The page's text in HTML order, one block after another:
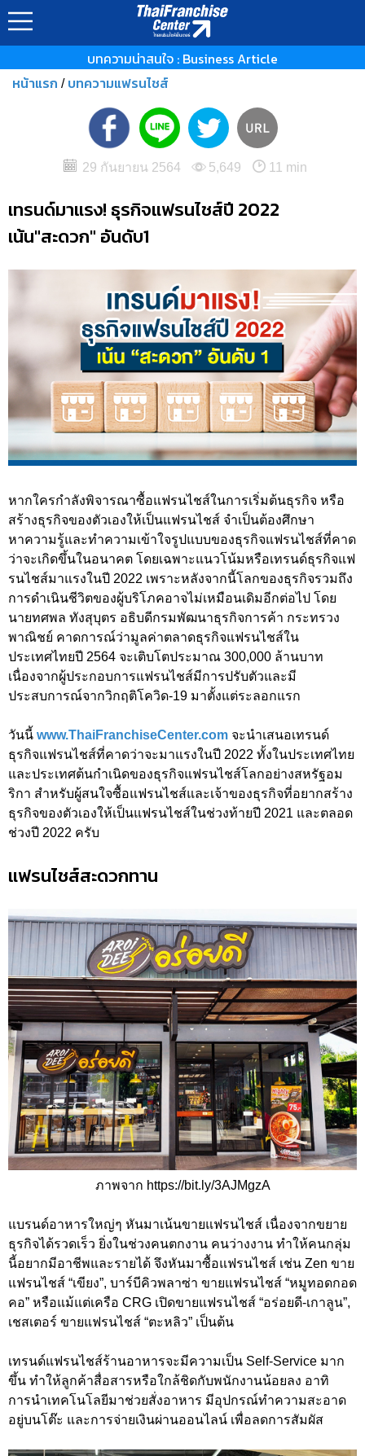
บทความน่าสนใจ : Business Article
หน้าแรก / บทความแฟรนไชส์
29 กันยายน 2564 5,649 11 min
เทรนด์มาแรง! ธุรกิจแฟรนไชส์ปี 2022
เน้น"สะดวก" อันดับ1
หากใครกำลังพิจารณาซื้อแฟรนไชส์ในการเริ่มต้นธุรกิจ หรือ
สร้างธุรกิจของตัวเองให้เป็นแฟรนไชส์ จำเป็นต้องศึกษา
หาความรู้และทำความเข้าใจรูปแบบของธุรกิจแฟรนไชส์ที่คาด
ว่าจะเกิดขึ้นในอนาคต โดยเฉพาะแนวโน้มหรือเทรนด์ธุรกิจแฟ
รนไชส์มาแรงในปี 2022 เพราะหลังจากนี้โลกของธุรกิจรวมถึง
การดำเนินชีวิตของผู้บริโภคอาจไม่เหมือนเดิมอีกต่อไป โดย
นายทศพล ทังสุบุตร อธิบดีกรมพัฒนาธุรกิจการค้า กระทรวง
พาณิชย์ คาดการณ์ว่ามูลค่าตลาดธุรกิจแฟรนไชส์ใน
ประเทศไทยปี 2564 จะเติบโตประมาณ 300,000 ล้านบาท
เนื่องจากผู้ประกอบการแฟรนไชส์มีการปรับตัวและมี
ประสบการณ์จากวิกฤติโควิด-19 มาตั้งแต่ระลอกแรก
วันนี้ www.ThaiFranchiseCenter.com จะนำเสนอเทรนด์
ธุรกิจแฟรนไชส์ที่คาดว่าจะมาแรงในปี 2022 ทั้งในประเทศไทย
และประเทศต้นกำเนิดของธุรกิจแฟรนไชส์โลกอย่างสหรัฐอม
ริกา สำหรับผู้สนใจซื้อแฟรนไชส์และเจ้าของธุรกิจที่อยากสร้าง
ธุรกิจของตัวเองให้เป็นแฟรนไชส์ในช่วงท้ายปี 2021 และตลอด
ช่วงปี 2022 ครับ
แฟรนไชส์สะดวกทาน
ภาพจาก https://bit.ly/3AJMgzA
แบรนด์อาหารใหญ่ๆ หันมาเน้นขายแฟรนไชส์ เนื่องจากขยาย
ธุรกิจได้รวดเร็ว ยิ่งในช่วงคนตกงาน คนว่างงาน ทำให้คนกลุ่ม
นี้อยากมีอาชีพและรายได้ จึงหันมาซื้อแฟรนไชส์ เช่น Zen ขาย
แฟรนไชส์ “เขียง”, บาร์บีคิวพลาซ่า ขายแฟรนไชส์ “หมูทอดกอด
คอ” หรือแม้แต่เครือ CRG เปิดขายแฟรนไชส์ “อร่อยดี-เกาลูน”,
เชสเตอร์ ขายแฟรนไชส์ “ตะหลิว” เป็นต้น
เทรนด์แฟรนไชส์ร้านอาหารจะมีความเป็น Self-Service มาก
ขึ้น ทำให้ลูกค้าสื่อสารหรือใกล้ชิดกับพนักงานน้อยลง อาทิ
การนำเทคโนโลยีมาช่วยสั่งอาหาร มีอุปกรณ์ทำความสะอาด
อยู่บนโต๊ะ และการจ่ายเงินผ่านออนไลน์ เพื่อลดการสัมผัส